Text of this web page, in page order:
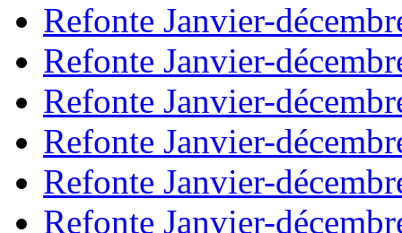
Refonte Janvier-
Refonte Janvier-
Refonte Janvier-
Refonte Janvier-
Refonte Janvier-
Refonte Janvier-